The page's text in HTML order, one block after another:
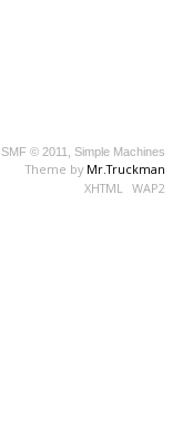
SMF © 2011 Simple Machines
Theme by Mr.Truckman
XHTML
WAP2